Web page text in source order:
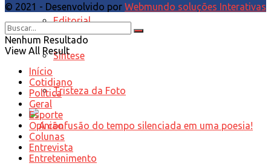
Editorial
Síntese
Tristeza da Foto
© 2021 - Desenvolvido por Webmundo soluções Interativas
Nenhum Resultado
View All Result
Início
Cotidiano
Política
Geral
Esporte
Opinião
Colunas
Entrevista
Entretenimento